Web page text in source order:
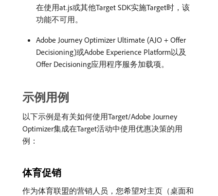
在使用at.js或其他Target SDK实施Target时，该
功能不可用。
Adobe Journey Optimizer Ultimate (AJO + Offer
Decisioning)或Adobe Experience Platform以及
Offer Decisioning应用程序服务加载项。
示例用例
以下示例是有关如何使用Target/Adobe Journey
Optimizer集成在Target活动中使用优惠决策的用
例：
体育促销
作为体育联盟的营销人员，您希望对主页（桌面和